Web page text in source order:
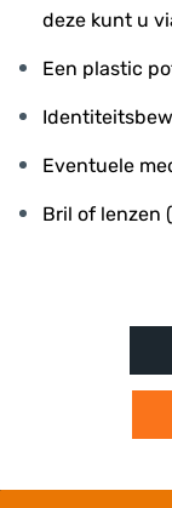
deze kunt u
Een plastic
Eventuele
Bril of lenzen